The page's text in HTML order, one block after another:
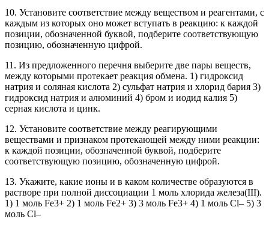
10. Установите соответствие между веществом и реагентами, с
каждым из которых оно может вступать в реакцию: к каждой
позиции, обозначенной буквой, подберите соответствующую
позицию, обозначенную цифрой.
11. Из предложенного перечня выберите две пары веществ,
между которыми протекает реакция обмена. 1) гидроксид
натрия и соляная кислота 2) сульфат натрия и хлорид бария 3)
гидроксид натрия и алюминий 4) бром и иодид калия 5)
серная кислота и цинк.
12. Установите соответствие между реагирующими
веществами и признаком протекающей между ними реакции:
к каждой позиции, обозначенной буквой, подберите
соответствующую позицию, обозначенную цифрой.
13. Укажите, какие ионы и в каком количестве образуются в
растворе при полной диссоциации 1 моль хлорида железа(III).
1) 1 моль Fe3+ 2) 1 моль Fe2+ 3) 3 моль Fe3+ 4) 1 моль Cl– 5) 3
моль Cl–